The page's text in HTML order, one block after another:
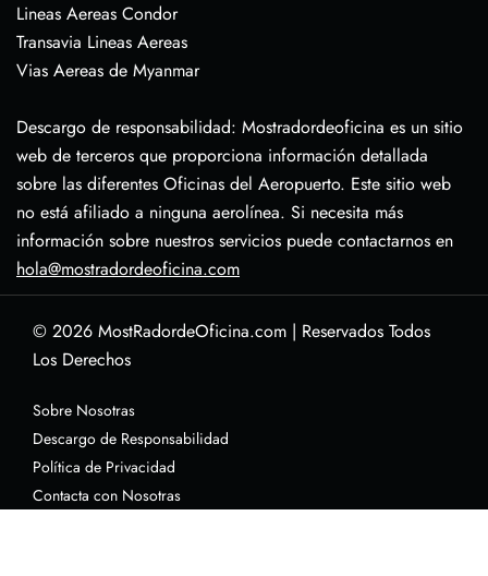
Lineas Aereas Condor
Transavia Lineas Aereas
Vias Aereas de Myanmar
Descargo de responsabilidad: Mostradordeoficina es un sitio
web de terceros que proporciona información detallada
sobre las diferentes Oficinas del Aeropuerto. Este sitio web
no está afiliado a ninguna aerolínea. Si necesita más
información sobre nuestros servicios puede contactarnos en
hola@mostradordeoficina.com
© 2026 MostRadordeOficina.com | Reservados Todos
Los Derechos
Sobre Nosotras
Descargo de Responsabilidad
Política de Privacidad
Contacta con Nosotras